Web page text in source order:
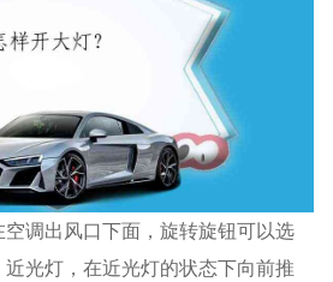
调出风口下面，旋转旋钮可以选
光灯，在近光灯的状态下向前推